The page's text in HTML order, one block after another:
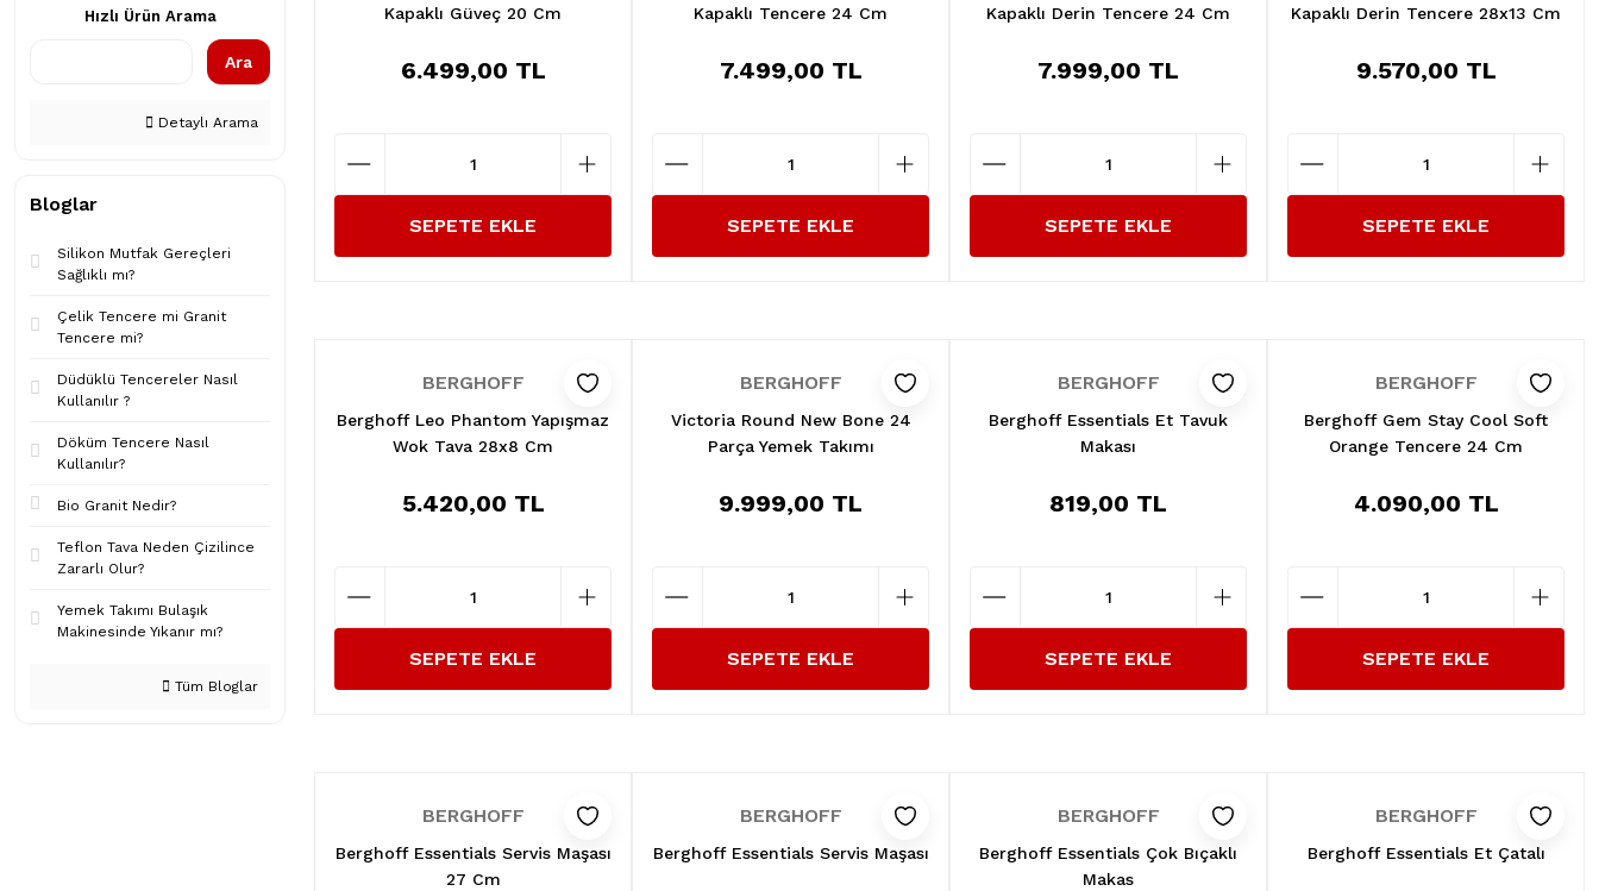
Hızlı Ürün Arama
Ara
Detaylı Arama
Bloglar
Silikon Mutfak Gereçleri
Sağlıklı mı?
Çelik Tencere mi Granit
Tencere mi?
Düdüklü Tencereler Nasıl
Kullanılır ?
Döküm Tencere Nasıl
Kullanılır?
Bio Granit Nedir?
Teflon Tava Neden Çizilince
Zararlı Olur?
Yemek Takımı Bulaşık
Makinesinde Yıkanır mı?
Tüm Bloglar
Kapaklı Güveç 20 Cm
6.499,00 TL
SEPETE EKLE
Kapaklı Tencere 24 Cm
7.499,00 TL
SEPETE EKLE
Kapaklı Derin Tencere 24 Cm
7.999,00 TL
SEPETE EKLE
Kapaklı Derin Tencere 28x13 Cm
9.570,00 TL
SEPETE EKLE
BERGHOFF
Berghoff Leo Phantom Yapışmaz
Wok Tava 28x8 Cm
5.420,00 TL
SEPETE EKLE
BERGHOFF
Victoria Round New Bone 24
Parça Yemek Takımı
9.999,00 TL
SEPETE EKLE
BERGHOFF
Berghoff Essentials Et Tavuk
Makası
819,00 TL
SEPETE EKLE
BERGHOFF
Berghoff Gem Stay Cool Soft
Orange Tencere 24 Cm
4.090,00 TL
SEPETE EKLE
BERGHOFF
Berghoff Essentials Servis Maşası
27 Cm
BERGHOFF
Berghoff Essentials Servis Maşası
BERGHOFF
Berghoff Essentials Çok Bıçaklı
Makas
BERGHOFF
Berghoff Essentials Et Çatalı